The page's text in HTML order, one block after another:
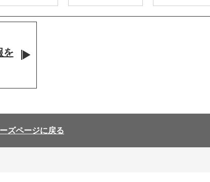
を
ズページに戻る